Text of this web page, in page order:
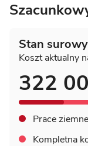
Stan
Koszt aktualny
322
Prace
Kompletna